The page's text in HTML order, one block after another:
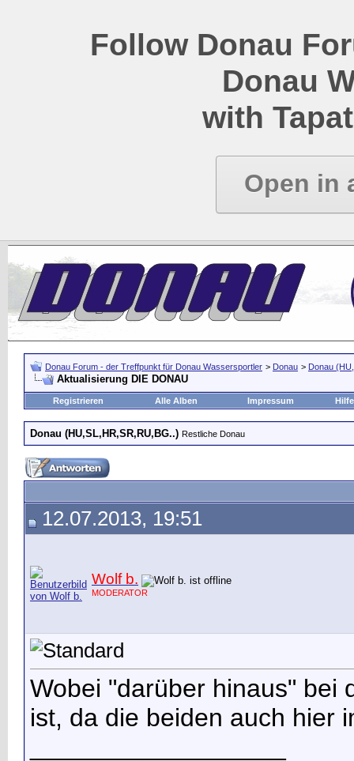
Follow Donau
Donau
with
Open in
Donau Forum - der Treffpunkt für Donau Wassersportler > Donau > Donau
Aktualisierung DIE DONAU
Registrieren Alle Alben Impressum Hilfe
Donau (HU,SL,HR,SR,RU,BG..) Restliche Donau
12.07.2013, 19:51
Wolf b.
MODERATOR
Wobei "darüber hinaus" bei
ist, da die beiden auch hier